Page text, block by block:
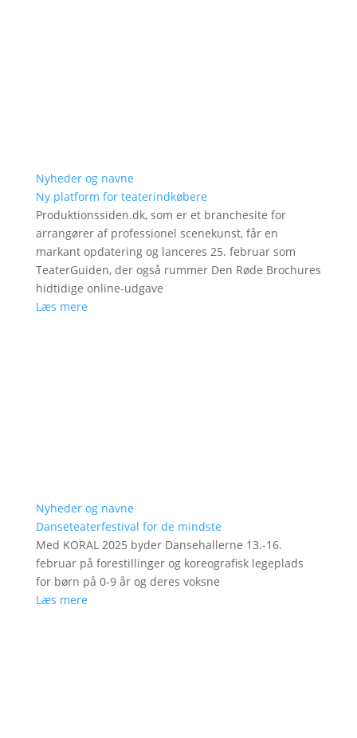
Nyheder og navne
Ny platform for teaterindkøbere
Produktionssiden.dk, som er et branchesite for
arrangører af professionel scenekunst, får en
markant opdatering og lanceres 25. februar som
TeaterGuiden, der også rummer Den Røde Brochures
hidtidige online-udgave
Læs mere
Nyheder og navne
Danseteaterfestival for de mindste
Med KORAL 2025 byder Dansehallerne 13.-16.
februar på forestillinger og koreografisk legeplads
for børn på 0-9 år og deres voksne
Læs mere